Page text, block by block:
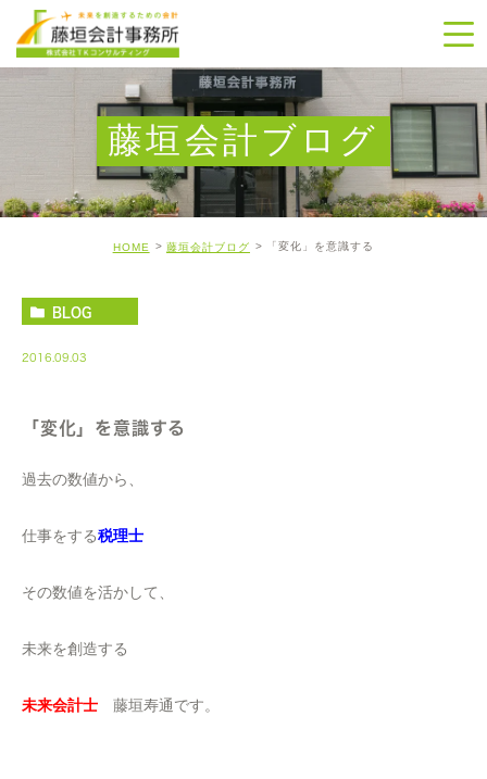
藤垣会計ブログ
HOME 藤垣会計ブログ 「変化」を意識する
BLOG
2016.09.03
「変化」を意識する
過去の数値から、
仕事をする税理士
その数値を活かして、
未来を創造する
未来会計士 藤垣寿通です。